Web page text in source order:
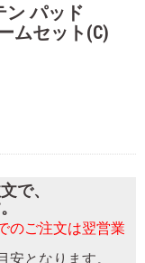
ン パッド
ムセット(C)
で、
のご注文は翌営業
となります。